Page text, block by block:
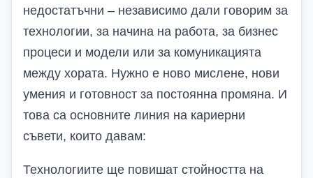
недостатъчни – независимо дали говорим за
технологии, за начина на работа, за бизнес
процеси и модели или за комуникацията
между хората. Нужно е ново мислене, нови
умения и готовност за постоянна промяна. И
това са основните линия на кариерни
съвети, които давам:
Технологиите ще повишат стойността на